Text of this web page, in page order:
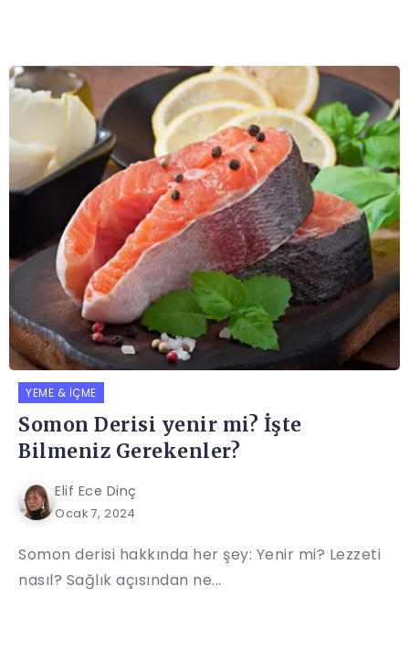
YEME & İÇME
Somon Derisi yenir mi? İşte
Bilmeniz Gerekenler?
Elif Ece Dinç
Ocak 7, 2024
Somon derisi hakkında her şey: Yenir mi? Lezzeti
nasıl? Sağlık açısından ne...